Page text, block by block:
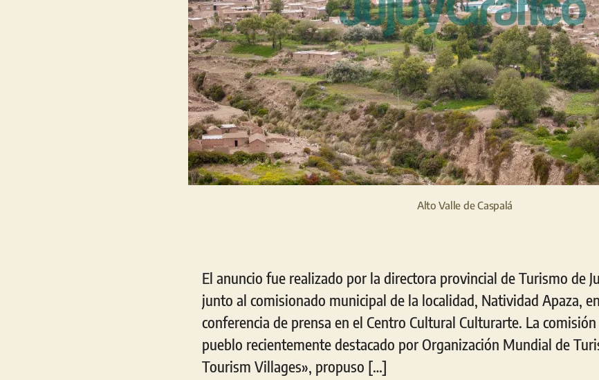
Alto Valle de Caspalá
El anuncio fue realizado por la directora provincial de Turismo de
junto al comisionado municipal de la localidad, Natividad Apaza,
conferencia de prensa en el Centro Cultural Culturarte. La comisión
pueblo recientemente destacado por Organización Mundial de
Tourism Villages», propuso […]